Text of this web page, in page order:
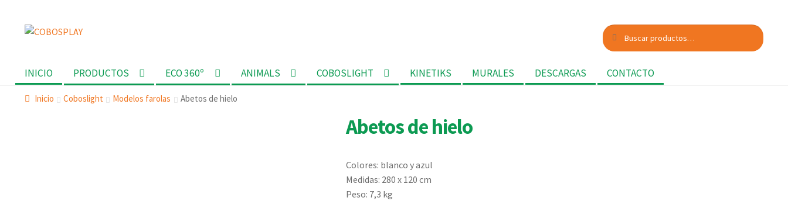
Ir
navegación
Ir
Buscar
por:
Buscar
INICIO PRODUCTOS ECO 360º ANIMALS COBOSLIGHT KINETIKS MURALES DESCARGAS CONTACTO
Inicio Coboslight Modelos farolas Abetos de hielo
Abetos de hielo
Colores: blanco y azul
Medidas: 280 x 120 cm
Peso: 7,3 kg